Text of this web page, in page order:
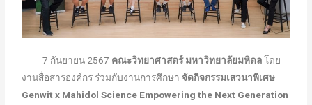
7 กันยายน 2567 คณะวิทยาศาสตร์ มหาวิทยาลัยมหิดลโดย
งานสื่อสารองค์กร ร่วมกับงานการศึกษาจัดกิจกรรมเสวนาพิเศษ
Genwit x Mahidol Science Empowering the Next Generation